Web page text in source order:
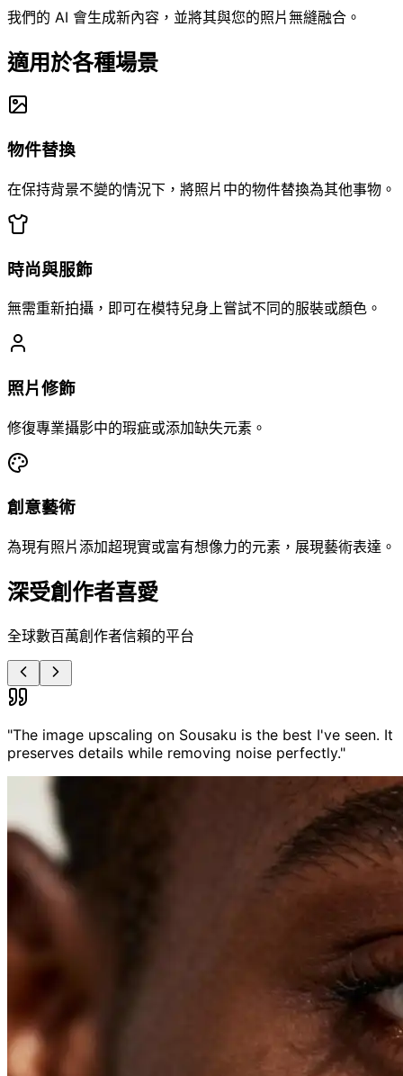
我們的 AI 會生成新內容，並將其與您的照片無縫融合。
適用於各種場景
物件替換
在保持背景不變的情況下，將照片中的物件替換為其他事物。
時尚與服飾
無需重新拍攝，即可在模特兒身上嘗試不同的服裝或顏色。
照片修飾
修復專業攝影中的瑕疵或添加缺失元素。
創意藝術
為現有照片添加超現實或富有想像力的元素，展現藝術表達。
深受創作者喜愛
全球數百萬創作者信賴的平台
"The image upscaling on Sousaku is the best I've seen. It
preserves details while removing noise perfectly."